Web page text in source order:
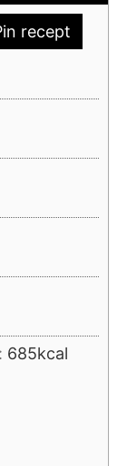
recept
685kcal